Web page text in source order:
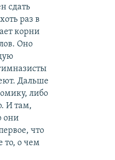
сдать
раз в
корни
Оно
Дальше
либо
И там,
они
что
то, о чем